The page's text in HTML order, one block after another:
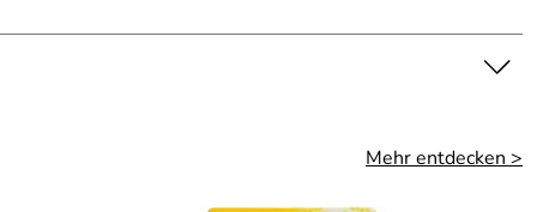
Mehr entdecken >